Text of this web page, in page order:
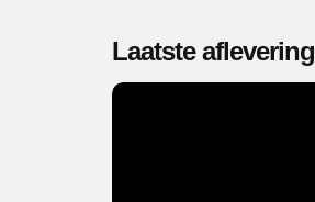
Laatste aflevering